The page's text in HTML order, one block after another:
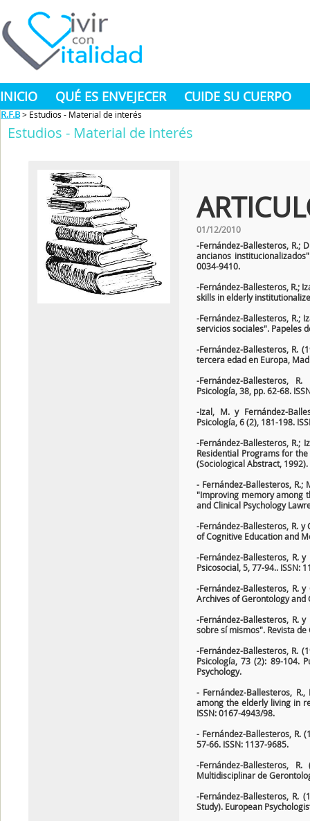
INICIO QUÉ ES ENVEJECER CUIDE SU CUERPO
R.F.B> Estudios - Material de interés
Estudios - Material de interés
01/12/2010
-Fernández-Ballesteros, R.;
ancianos
0034-9410.
-Fernández-Ballesteros, R.;
skills in elderly
-Fernández-Ballesteros, R.;
servicios sociales". Papeles
-Fernández-Ballesteros, R.
tercera edad en Europa,
-Fernández-Ballesteros,
Psicología, 38, pp. 62-68.
-Izal, M. y Fernández-
Psicología, 6 (2), 181-198.
-Fernández-Ballesteros, R.;
Residential Programs for
(Sociological Abstract, 1992).
- Fernández-Ballesteros, R.;
"Improving memory among
and Clinical Psychology
-Fernández-Ballesteros, R.
of Cognitive Education and
-Fernández-Ballesteros, R.
Psicosocial, 5, 77-94.. ISSN:
-Fernández-Ballesteros, R.
Archives of Gerontology and
-Fernández-Ballesteros, R.
sobre sí mismos". Revista de
-Fernández-Ballesteros, R.
Psicología, 73 (2): 89-104.
Psychology.
- Fernández-Ballesteros,
among the elderly living in
ISSN: 0167-4943/98.
- Fernández-Ballesteros, R.
57-66. ISSN: 1137-9685.
-Fernández-Ballesteros,
Multidisciplinar de
-Fernández-Ballesteros, R.
Study). European